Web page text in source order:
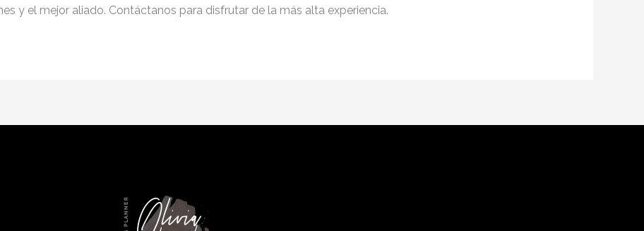
y el mejor aliado. Contáctanos para disfrutar de la más alta experiencia.